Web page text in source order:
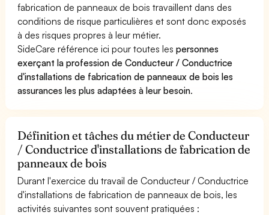
fabrication de panneaux de bois travaillent dans des
conditions de risque particulières et sont donc exposés
à des risques propres à leur métier.
SideCare référence ici pour toutes lespersonnes
exerçant la profession de Conducteur / Conductrice
d'installations de fabrication de panneaux de bois les
assurances les plus adaptées à leur besoin.
Définition et tâches du métier de Conducteur
/ Conductrice d'installations de fabrication de
panneaux de bois
Durant l'exercice du travail de Conducteur / Conductrice
d'installations de fabrication de panneaux de bois, les
activités suivantes sont souvent pratiquées :